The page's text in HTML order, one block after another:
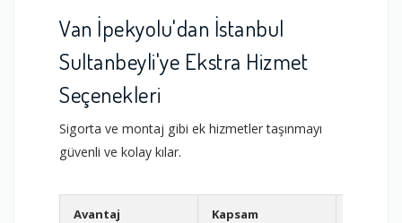
Van İpekyolu'dan İstanbul
Sultanbeyli'ye Ekstra Hizmet
Seçenekleri
Sigorta ve montaj gibi ek hizmetler taşınmayı
güvenli ve kolay kılar.
Avantaj Kapsam